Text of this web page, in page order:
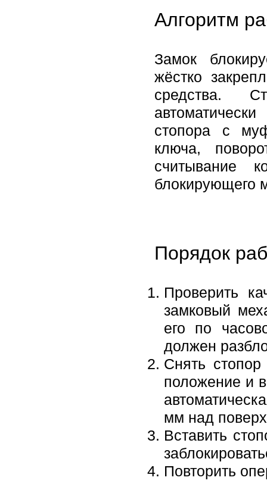
Алгоритм
Замок
жёстко
средства.
стопора с
ключа,
считывание
блокирующего
Порядок
Проверить
замковый
его по
должен
Снять
положение и
мм над
Вставить
Повторить